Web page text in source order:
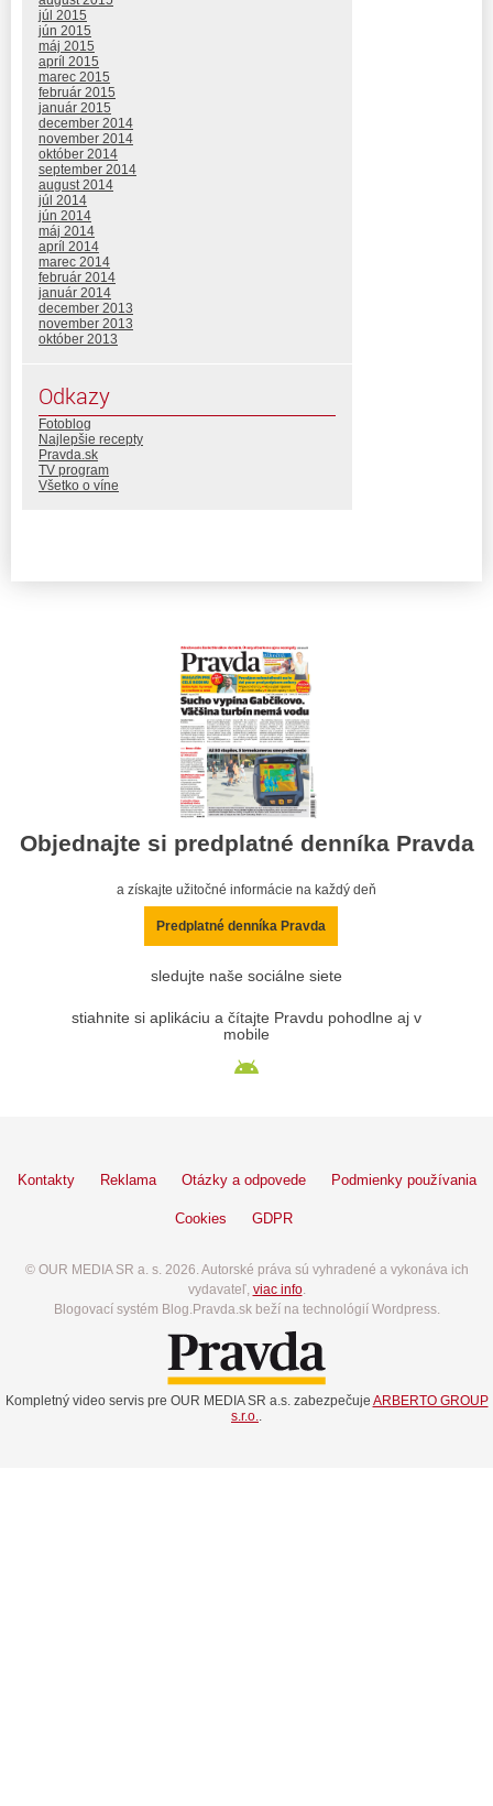
júl 2015
jún 2015
máj 2015
apríl 2015
marec 2015
február 2015
január 2015
december 2014
november 2014
október 2014
september 2014
august 2014
júl 2014
jún 2014
máj 2014
apríl 2014
marec 2014
február 2014
január 2014
december 2013
november 2013
október 2013
Odkazy
Fotoblog
Najlepšie recepty
Pravda.sk
TV program
Všetko o víne
Objednajte si predplatné denníka Pravda
a získajte užitočné informácie na každý deň
Predplatné denníka Pravda
sledujte naše sociálne siete
stiahnite si aplikáciu a čítajte Pravdu pohodlne aj v
mobile
Kontakty Reklama Otázky a odpovede Podmienky používania
Cookies GDPR
© OUR MEDIA SR a. s. 2026. Autorské práva sú vyhradené a vykonáva ich
vydavateľ, viac info.
Blogovací systém Blog.Pravda.sk beží na technológií Wordpress.
Kompletný video servis pre OUR MEDIA SR a.s. zabezpečuje ARBERTO GROUP
s.r.o..